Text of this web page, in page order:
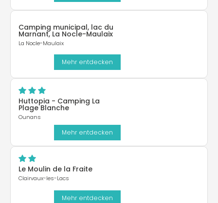
Camping municipal, lac du
Marnant, La Nocle-Maulaix
La Nocle-Maulaix
Mehr entdecken
Huttopia - Camping La
Plage Blanche
Ounans
Mehr entdecken
Le Moulin de la Fraite
Clairvaux-les-Lacs
Mehr entdecken